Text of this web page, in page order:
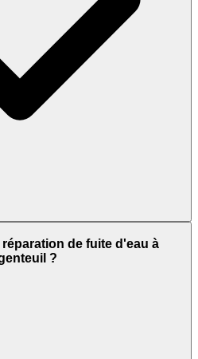
de fuite d'eau à
?